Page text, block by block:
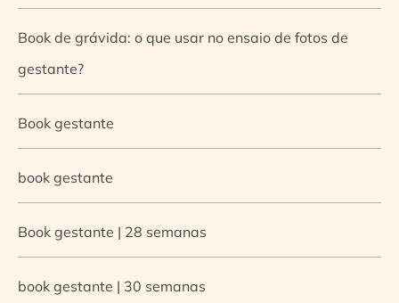
Book de grávida: o que usar no ensaio de fotos de
gestante?
Book gestante
book gestante
Book gestante | 28 semanas
book gestante | 30 semanas